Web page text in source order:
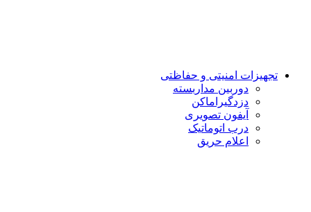
تجهیزات امنیتى و حفاظتی
دوربین مداربسته
دزدگیراماکن
آیفون تصویری
درب اتوماتیک
اعلام حریق